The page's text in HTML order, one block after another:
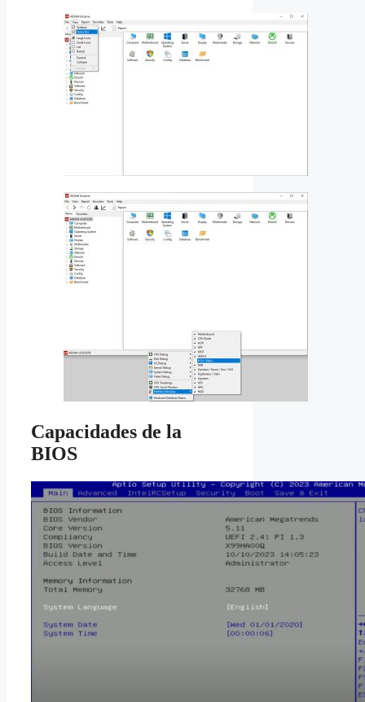
Capacidades de la
BIOS